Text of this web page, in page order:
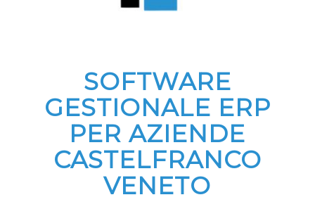
SOFTWARE
GESTIONALE ERP
PER AZIENDE
CASTELFRANCO
VENETO